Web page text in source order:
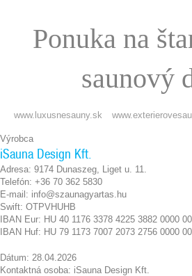
Ponuka na
saunový
www.luxusnesauny.sk
Výrobca
iSauna Design Kft.
Adresa: 9174 Dunaszeg, Liget u. 11.
Telefón: +36 70 362 5830
E-mail: info@szaunagyartas.hu
Swift: OTPVHUHB
IBAN Eur: HU 40 1176 3378 4225 3882 0000
IBAN Huf: HU 79 1173 7007 2073 2756 0000
Dátum: 28.04.2026
Kontaktná osoba: iSauna Design Kft.